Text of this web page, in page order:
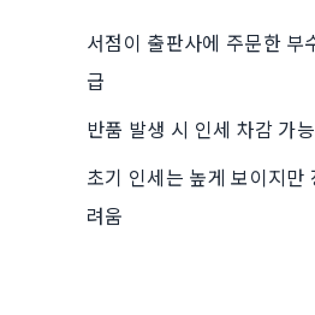
서점이 출판사에 주문한 부
급
반품 발생 시 인세 차감 가
초기 인세는 높게 보이지만
려움